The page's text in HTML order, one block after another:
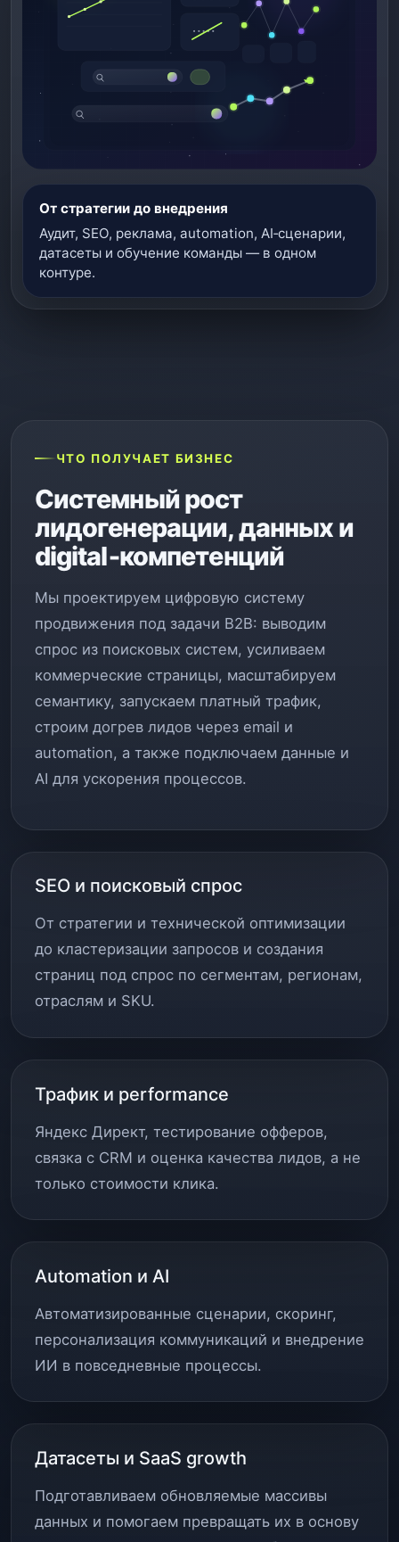
От стратегии до внедрения
Аудит, SEO, реклама, automation, AI‑сценарии,
датасеты и обучение команды — в одном
контуре.
ЧТО ПОЛУЧАЕТ БИЗНЕС
Системный рост
лидогенерации, данных и
digital‑компетенций
Мы проектируем цифровую систему
продвижения под задачи B2B: выводим
спрос из поисковых систем, усиливаем
коммерческие страницы, масштабируем
семантику, запускаем платный трафик,
строим догрев лидов через email и
automation, а также подключаем данные и
AI для ускорения процессов.
SEO и поисковый спрос
От стратегии и технической оптимизации
до кластеризации запросов и создания
страниц под спрос по сегментам, регионам,
отраслям и SKU.
Трафик и performance
Яндекс Директ, тестирование офферов,
связка с CRM и оценка качества лидов, а не
только стоимости клика.
Automation и AI
Автоматизированные сценарии, скоринг,
персонализация коммуникаций и внедрение
ИИ в повседневные процессы.
Датасеты и SaaS growth
Подготавливаем обновляемые массивы
данных и помогаем превращать их в основу